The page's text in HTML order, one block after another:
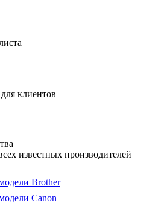
клиентов
известных производителей
Brother
Canon